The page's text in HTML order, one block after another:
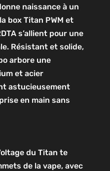
naissance à un
box Titan PWM et
s’allient pour une
Résistant et solide,
arbore une
et acier
astucieusement
en main sans
du Titan te
de la vape, avec